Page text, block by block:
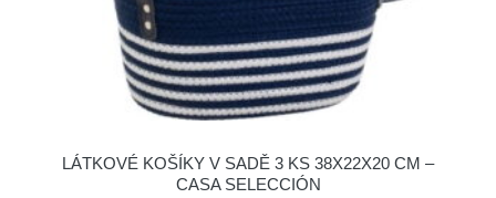
LÁTKOVÉ KOŠÍKY V SADĚ 3 KS 38X22X20 CM –
CASA SELECCIÓN